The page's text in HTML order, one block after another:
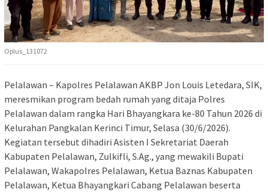
Oplus_131072
Pelalawan – Kapolres Pelalawan AKBP Jon Louis Letedara, SIK,
meresmikan program bedah rumah yang ditaja Polres
Pelalawan dalam rangka Hari Bhayangkara ke-80 Tahun 2026 di
Kelurahan Pangkalan Kerinci Timur, Selasa (30/6/2026).
Kegiatan tersebut dihadiri Asisten I Sekretariat Daerah
Kabupaten Pelalawan, Zulkifli, S.Ag., yang mewakili Bupati
Pelalawan, Wakapolres Pelalawan, Ketua Baznas Kabupaten
Pelalawan, Ketua Bhayangkari Cabang Pelalawan beserta